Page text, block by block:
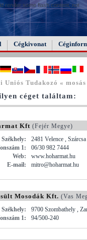
render some flash content, not
Cégkivonat
Uniós Tudakozó « mosás
céget találtam:
Kft (Fejér Megye)
Székhely:
2481 Velence , Szárcsa
1:
06/30 982 7444
Web:
www.hoharmat.hu
E-mail:
mitro@hoharmat.hu
Mosodák Kft. (Vas
Székhely:
9700 Szombathely ,
1:
94/500-240